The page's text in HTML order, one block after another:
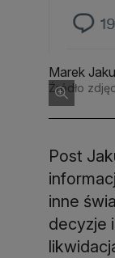
Marek
Źródło
Post
inne
decyzje